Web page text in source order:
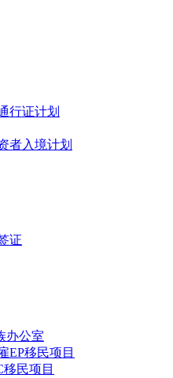
行证计划
者入境计划
证
办公室
EP移民项目
民项目